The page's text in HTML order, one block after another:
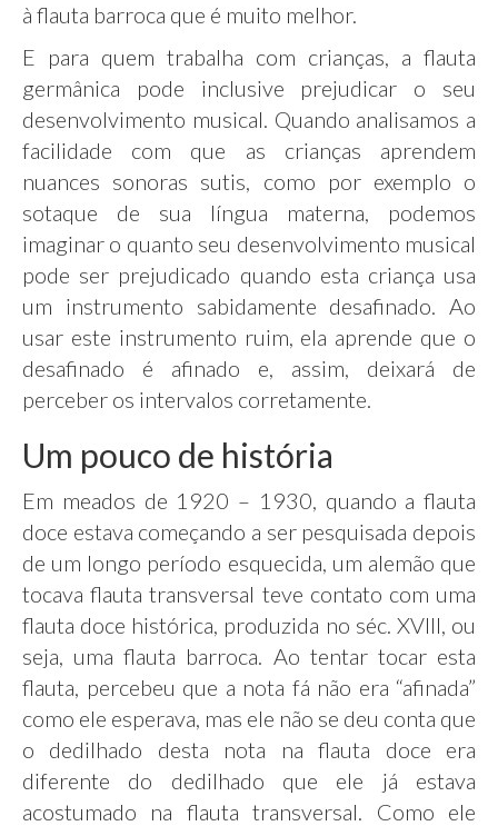
à flauta barroca que é muito melhor.
E para quem trabalha com crianças, a flauta
germânica pode inclusive prejudicar o seu
desenvolvimento musical. Quando analisamos a
facilidade com que as crianças aprendem
nuances sonoras sutis, como por exemplo o
sotaque de sua língua materna, podemos
imaginar o quanto seu desenvolvimento musical
pode ser prejudicado quando esta criança usa
um instrumento sabidamente desafinado. Ao
usar este instrumento ruim, ela aprende que o
desafinado é afinado e, assim, deixará de
perceber os intervalos corretamente.
Um pouco de história
Em meados de 1920 – 1930, quando a flauta
doce estava começando a ser pesquisada depois
de um longo período esquecida, um alemão que
tocava flauta transversal teve contato com uma
flauta doce histórica, produzida no séc. XVIII, ou
seja, uma flauta barroca. Ao tentar tocar esta
flauta, percebeu que a nota fá não era “afinada”
como ele esperava, mas ele não se deu conta que
o dedilhado desta nota na flauta doce era
diferente do dedilhado que ele já estava
acostumado na flauta transversal. Como ele